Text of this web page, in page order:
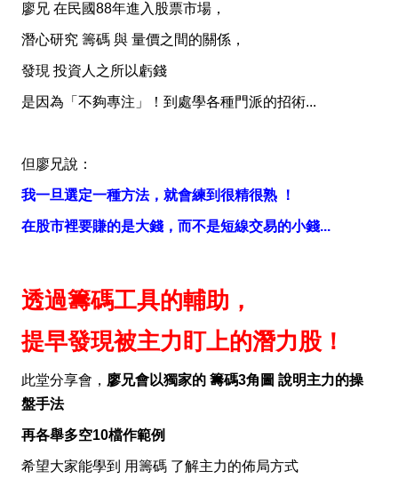
廖兄 在民國88年進入股票市場，
潛心研究 籌碼 與 量價之間的關係，
發現 投資人之所以虧錢
是因為「不夠專注」！到處學各種門派的招術...
但廖兄說：
我一旦選定一種方法，就會練到很精很熟 ！
在股市裡要賺的是大錢，而不是短線交易的小錢...
透過籌碼工具的輔助，
提早發現被主力盯上的潛力股！
此堂分享會， 廖兄會以獨家的 籌碼3角圖 說明主力的操
盤手法
再各舉多空10檔作範例
希望大家能學到 用籌碼 了解主力的佈局方式